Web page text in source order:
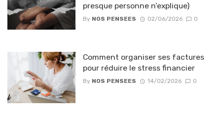
presque personne n’explique)
By NOS PENSEES 02/06/2026 0
Comment organiser ses factures
pour réduire le stress financier
By NOS PENSEES 14/02/2026 0